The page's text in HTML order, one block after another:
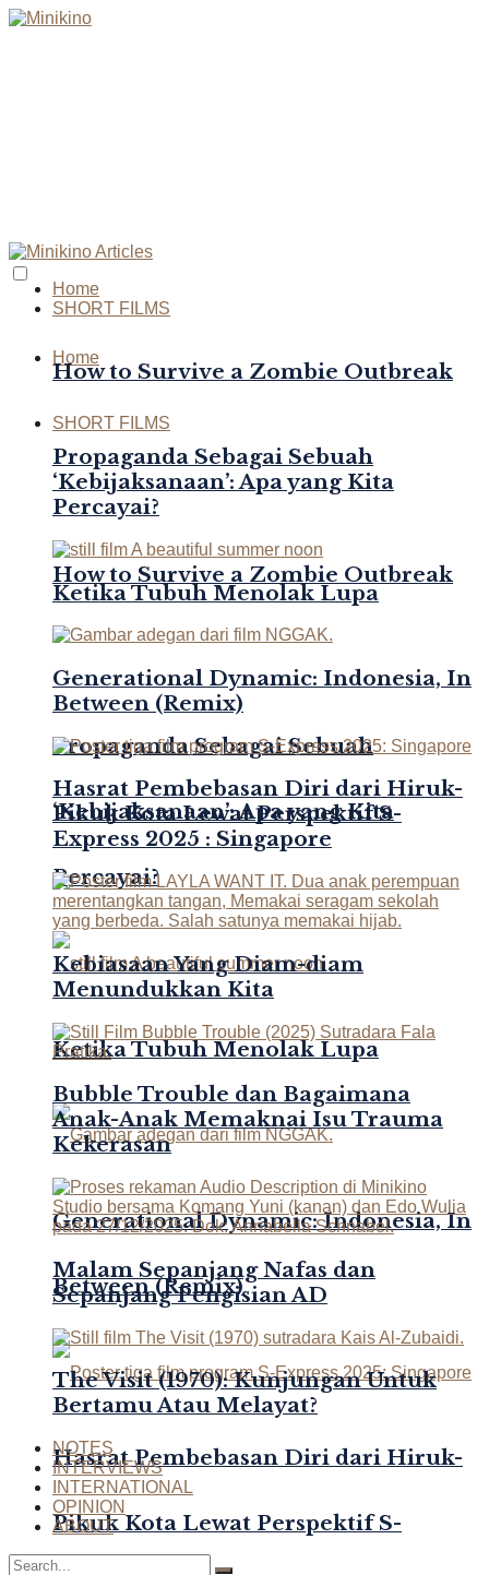
Home
SHORT FILMS
How to Survive a Zombie Outbreak
Propaganda Sebagai Sebuah
‘Kebijaksanaan’: Apa yang Kita
Percayai?
Ketika Tubuh Menolak Lupa
Generational Dynamic: Indonesia, In
Between (Remix)
Hasrat Pembebasan Diri dari Hiruk-
Pikuk Kota Lewat Perspektif S-
Home
SHORT FILMS
How to Survive a Zombie Outbreak
Propaganda Sebagai Sebuah
‘Kebijaksanaan’: Apa yang Kita
Percayai?
Ketika Tubuh Menolak Lupa
Generational Dynamic: Indonesia, In
Between (Remix)
Hasrat Pembebasan Diri dari Hiruk-
Pikuk Kota Lewat Perspektif S-
Express 2025 : Singapore
Kebiasaan Yang Diam-diam
Menundukkan Kita
Bubble Trouble dan Bagaimana
Anak-Anak Memaknai Isu Trauma
Kekerasan
Malam Sepanjang Nafas dan
Sepanjang Pengisian AD
The Visit (1970): Kunjungan Untuk
Bertamu Atau Melayat?
NOTES
INTERVIEWS
INTERNATIONAL
OPINION
ABOUT